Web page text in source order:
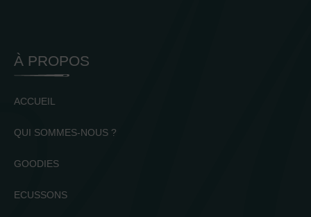
À PROPOS
ACCUEIL
QUI SOMMES-NOUS ?
GOODIES
ECUSSONS